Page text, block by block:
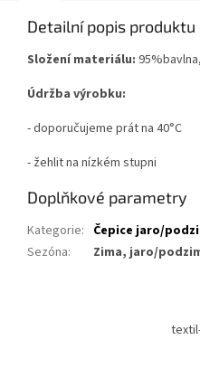
Detailní popis produktu
Složení materiálu:
Údržba výrobku:
- doporučujeme prát na 40°C
- žehlit na nízkém stupni
Doplňkové parametry
Kategorie: Čepice jaro/
Sezóna: Zima, jaro/